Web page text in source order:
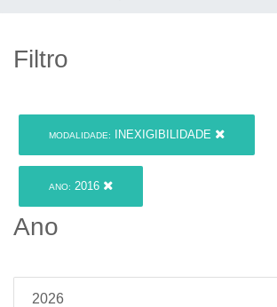
Filtro
MODALIDADE: INEXIGIBILIDADE
ANO: 2016
Ano
2026